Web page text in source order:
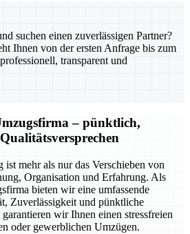
suchen einen zuverlässigen Partner?
Ihnen von der ersten Anfrage bis zum
transparent und
– pünktlich,
mehr als nur das Verschieben von
Organisation und Erfahrung. Als
bieten wir eine umfassende
Zuverlässigkeit und pünktliche
wir Ihnen einen stressfreien
oder gewerblichen Umzügen.